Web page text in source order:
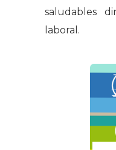
saludables
laboral.